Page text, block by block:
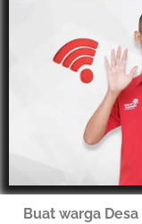
Buat warga Desa